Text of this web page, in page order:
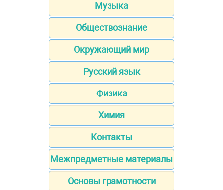
Музыка
Обществознание
Окружающий мир
Русский язык
Физика
Химия
Контакты
Межпредметные материалы
Основы грамотности